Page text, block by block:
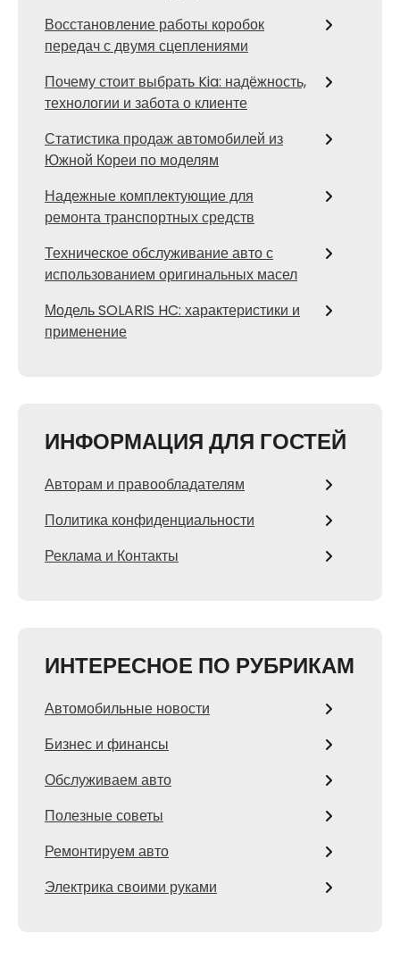
Восстановление работы коробок
передач с двумя сцеплениями
Почему стоит выбрать Kia: надёжность,
технологии и забота о клиенте
Статистика продаж автомобилей из
Южной Кореи по моделям
Надежные комплектующие для
ремонта транспортных средств
Техническое обслуживание авто с
использованием оригинальных масел
Модель SOLARIS HC: характеристики и
применение
ИНФОРМАЦИЯ ДЛЯ ГОСТЕЙ
Авторам и правообладателям
Политика конфиденциальности
Реклама и Контакты
ИНТЕРЕСНОЕ ПО РУБРИКАМ
Автомобильные новости
Бизнес и финансы
Обслуживаем авто
Полезные советы
Ремонтируем авто
Электрика своими руками